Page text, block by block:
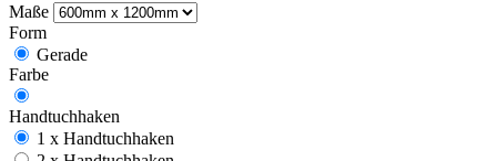
Maße
Form
Gerade
Farbe
Handtuchhaken
1 x Handtuchhaken